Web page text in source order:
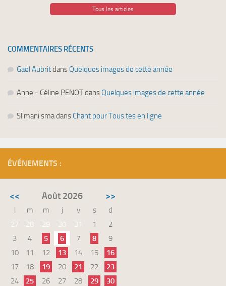
Tous les articles
COMMENTAIRES RÉCENTS
Gaël Aubritdans Quelques images de cette année
Anne - Céline PENOTdans Quelques images de cette année
Slimani smadans Chant pour Tous.tes en ligne
ÉVÉNEMENTS :
<< Août 2026 >>
l m m j v s
d
27
28 29 30 31 1
2
3
4 5 6 7 8
9
10
11 12 13 14 15
16
17
18 19 20 21 22
23
24
25 26 27 28 29
30